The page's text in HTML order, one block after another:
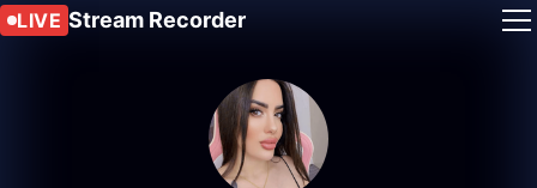
LIVE Stream Recorder